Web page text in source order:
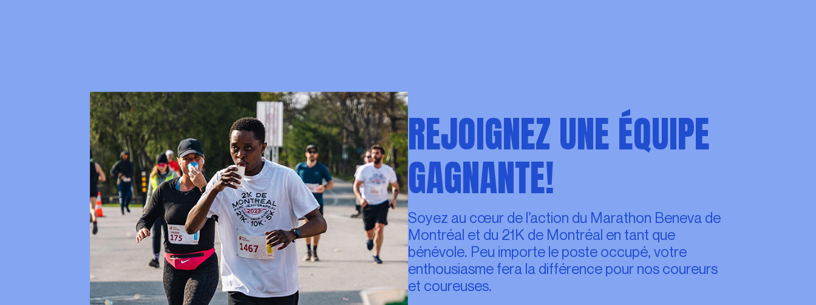
REJOIGNEZ UNE ÉQUIPE
GAGNANTE!
Soyez au cœur de l’action du Marathon Beneva de
Montréal et du 21K de Montréal en tant que
bénévole. Peu importe le poste occupé, votre
enthousiasme fera la différence pour nos coureurs
et coureuses.